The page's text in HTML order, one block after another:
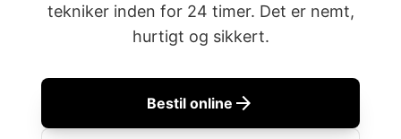
tekniker inden for 24 timer. Det er nemt,
hurtigt og sikkert.
Bestil online arrow_forward